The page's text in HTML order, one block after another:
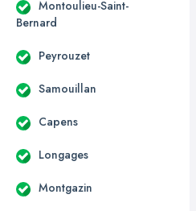
Montoulieu-Saint-
Bernard
Peyrouzet
Samouillan
Capens
Longages
Montgazin